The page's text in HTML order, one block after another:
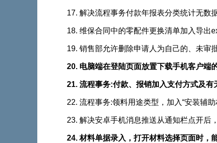
17. 解决流程事务付款年报表分类统计无数
18. 维保合同中的零配件更换清单加入导出
19. 销售部允许删除申请人为自己的、未
20. 电脑端在登陆页面放置下载手机客户端
21. 流程事务:付款、报销加入支付方式及
22. 流程事务:领料用途类型，加入“安装辅
23. 解决安卓手机消息推送从通知栏点开后
24. 材料单据录入，打开材料选择页面时